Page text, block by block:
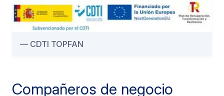
CDTI TOPFAN
Compañeros de negocio